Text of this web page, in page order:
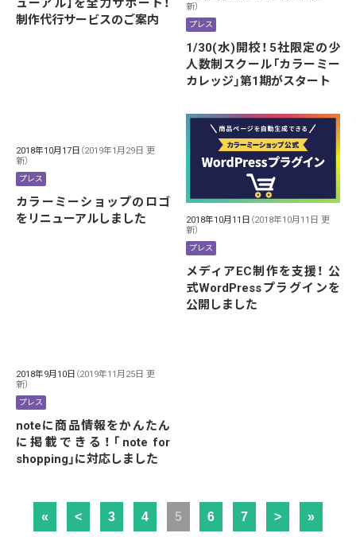
ューアル】を全力サポート！
制作代行サービスのご案内
新）
プレス
1/30(水)開校！5社限定の少
人数制スクール「カラーミー
カレッジ」第1期がスタート
2018年10月17日 （2019年1月29日 更
新）
プレス
カラーミーショップのロゴ
をリニューアルしました
2018年10月11日 （2018年10月11日 更
新）
プレス
メディアEC制作を支援！ 公
式WordPressプラグインを
公開しました
2018年9月10日 （2019年11月25日 更
新）
プレス
noteに商品情報をかんたん
に掲載できる！「note for
shopping」に対応しました
« < 3 4 5 6 7 > »